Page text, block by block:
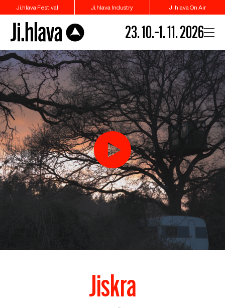
Ji.hlava Festival Ji.hlava Industry Ji.hlava On Air
23. 10.–1. 11. 2026
Jiskra